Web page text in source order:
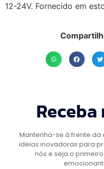
12-24V. Fornecido em
Mantenha-se à frente
ideias inovadoras para
nós e seja o